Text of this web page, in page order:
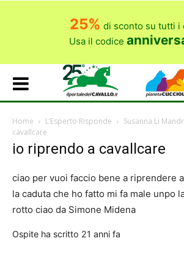
25% di sconto su tutti i
Usa il codice
Home L’Esperto Risponde Susanna Li
cavallcare
io riprendo a cavallcare
ciao per vuoi faccio bene a riprendere
la caduta che ho fatto mi fa male unpo
rotto ciao da Simone Midena
Ospite ha scritto 21 anni fa